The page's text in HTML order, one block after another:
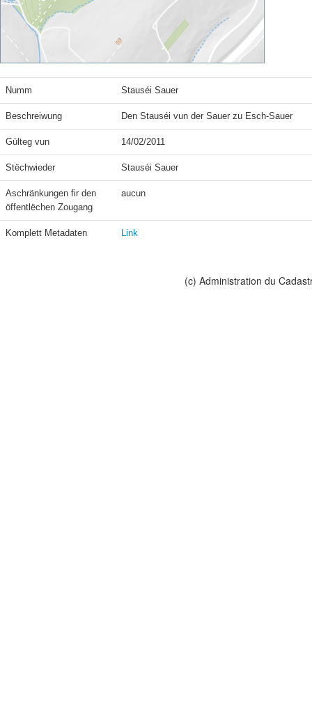
Numm Stauséi Sauer
Beschreiwung Den Stauséi vun der Sauer zu Esch-Sauer
Gülteg vun 14/02/2011
Stëchwieder Stauséi Sauer
Aschränkungen fir den
öffentlëchen Zougang
aucun
Komplett Metadaten Link
(c) Administration du